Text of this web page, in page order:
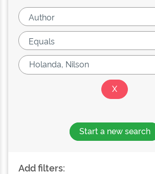
Start a new search
Add filters: